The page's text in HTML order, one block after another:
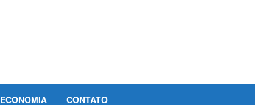
ECONOMIA CONTATO